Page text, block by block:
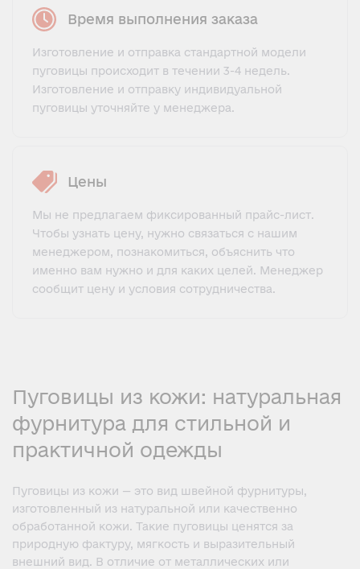
Время выполнения заказа
Изготовление и отправка стандартной модели
пуговицы происходит в течении 3-4 недель.
Изготовление и отправку индивидуальной
пуговицы уточняйте у менеджера.
Цены
Мы не предлагаем фиксированный прайс-лист.
Чтобы узнать цену, нужно связаться с нашим
менеджером, познакомиться, объяснить что
именно вам нужно и для каких целей. Менеджер
сообщит цену и условия сотрудничества.
Пуговицы из кожи: натуральная
фурнитура для стильной и
практичной одежды
Пуговицы из кожи — это вид швейной фурнитуры,
изготовленный из натуральной или качественно
обработанной кожи. Такие пуговицы ценятся за
природную фактуру, мягкость и выразительный
внешний вид. В отличие от металлических или